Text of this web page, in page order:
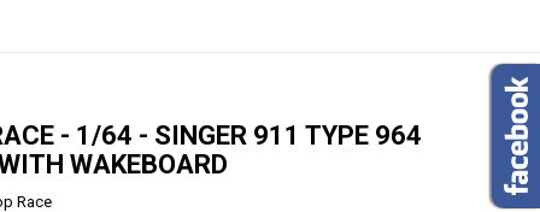
- 1/64 - SINGER 911 TYPE 964
WAKEBOARD
Race